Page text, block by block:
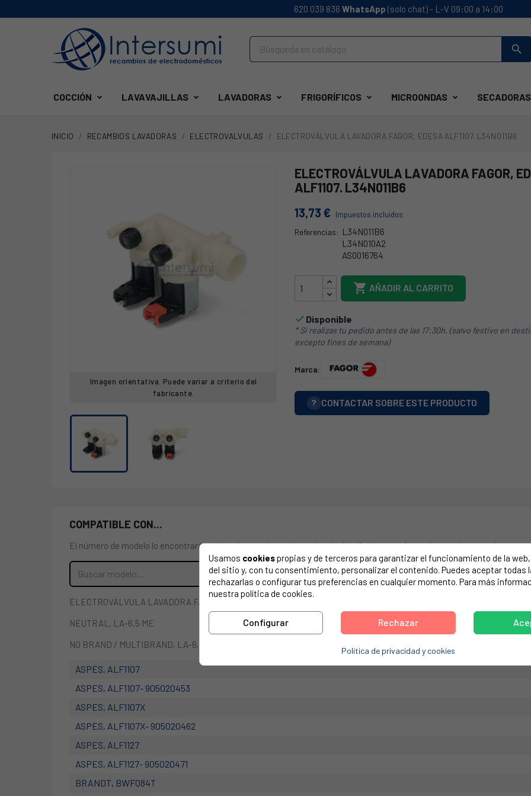
620 039 836 WhatsApp (solo chat) - L-V 09:00 a 14:00
search
COCCIÓN LAVAVAJILLAS LAVADORAS FRIGORÍFICOS MICROONDAS SECADORAS
INICIO RECAMBIOS LAVADORAS ELECTROVALVULAS ELECTROVÁLVULA LAVADORA FAGOR, EDESA ALF1107. L34N011B6
Imagen orientativa. Puede variar a criterio del
fabricante.
ELECTROVÁLVULA LAVADORA FAGOR,
ALF1107. L34N011B6
13,73 € Impuestos incluidos
Referencias: L34N011B6
L34N010A2
AS0016764
 AÑADIR AL CARRITO
 Disponible
* Si realizas tu pedido antes de las 17:30h. (salvo festivo en
excepto fines de semana)
Marca:
? CONTACTAR SOBRE ESTE PRODUCTO
COMPATIBLE CON...
El número de modelo lo encontrarás en la etiqueta de tu electrodoméstico. Suele estar formado por números y letras.
ELECTROVÁLVULA LAVADORA FAGOR. Tipo: 389.7. 2 vías 180°. Tubo de salida: Ø10mm. 220/240V, 50/60Hz.
NEUTRAL, LA-6,5 ME
NO BRAND / MULTIBRAND, LA-6,5 ME 905990011
ASPES, ALF1107
ASPES, ALF1107- 905020453
ASPES, ALF1107X
ASPES, ALF1107X- 905020462
ASPES, ALF1127
ASPES, ALF1127- 905020471
BRANDT, BWF084T
Usamos cookiespropias y de terceros para garantizar el funcionamiento de la
del sitio y, con tu consentimiento, personalizar el contenido. Puedes aceptar todas
rechazarlas o configurar tus preferencias en cualquier momento. Para más
nuestra política de cookies.
Configurar Rechazar
Política de privacidad y cookies